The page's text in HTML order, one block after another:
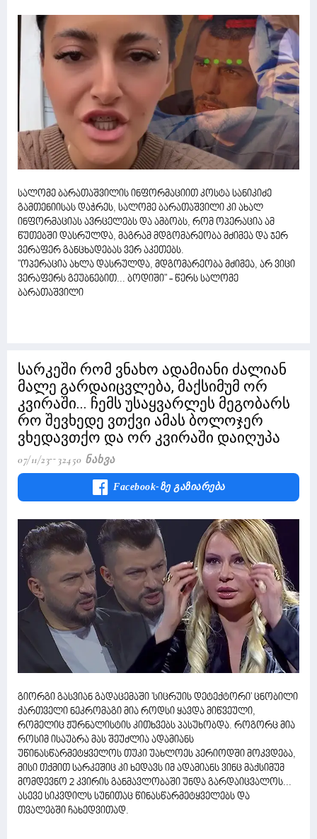
სალომე ბარათაშვილის ინფორმაციით კოსტა სანიკიძე
გამთენიისას დაჭრეს, სალომე ბარათაშვილი კი ახალ
ინფორმაციას ავრცელებს და ამბობს, რომ ოპერაცია ამ
წუთებში დასრულდა, მაგრამ მდგომარეობა მძიმეა და ჯერ
ვერაფერ განცხადებას ვერ აკეთებს.
"ოპერაცია ახლა დასრულდა, მდგომარეობა მძიმეა, არ ვიცი
ვერაფერს გეუბნებით... ბოდიში" - წერს სალომე
ბარათაშვილი
სარკეში რომ ვნახო ადამიანი ძალიან
მალე გარდაიცვლება, მაქსიმუმ ორ
კვირაში... ჩემს უსაყვარლეს მეგობარს
რო შევხედე ვთქვი ამას ბოლოჯერ
ვხედავთქო და ორ კვირაში დაიღუპა
07/11/23 32450 Ნახვა
Facebook-Ზე Გაზიარება
გიორგი გასვიან გადაცემაში 'სიცრუის დეტექტორი' ცნობილი
ქართველი ნეკრომაგი მია როდსი ყავდა მიწვეული,
რომელიც ჟურნალისტის კითხვებს პასუხობდა. როგორც მია
როსიმ ისაუბრა მას შეუძლია ადამიანს
უწინასწარმეტყველოს თუკი უახლოეს პერიოდში მოკვდება,
მისი თქმით სარკეშიც კი ხედავს იმ ადამიანს ვინც მაქსიმუმ
მომდევნო 2 კვირის განმავლობაში უნდა გარდაიცვალოს...
ასევე სიკვდილს სუნითაც წინასწარმეტყველებს და
თვალებში ჩახედვითად.